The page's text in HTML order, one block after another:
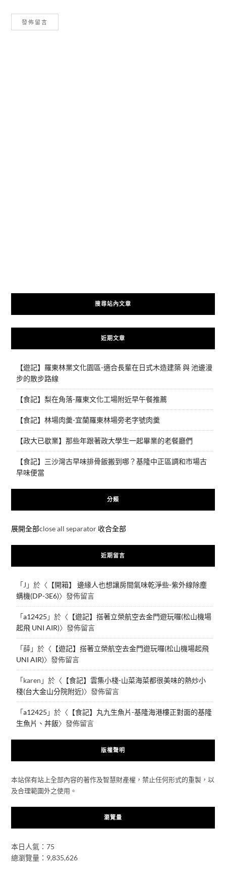
搜尋站內文章
近期文章
【遊記】羅東林業文化園區-適合長輩在日式木造建築 與 池邊漫
步的散步路線
【食記】梨在角落-羅東文化工場附近早午餐推薦
【食記】林場肉羹-宜蘭羅東林場旁老字號肉羹
【政大已歇業】那些年跟著政大學生一起畢業的老餐廳們
【食記】三沙灣古早味排骨飯搬到哪？基隆中正區調和市場古
早味便當
分類
展開全部close all separator 收合全部
近期留言
「J 」於〈 【開箱】 邊緣人也想讓房間氣味乾淨些-紫外線除塵
螨機(DP-3E6)〉發佈留言
「a12425 」於〈 【遊記】搭著立榮航空去金門遊玩囉(松山機場
起飛 UNI AIR)〉發佈留言
「薛」於〈 【遊記】搭著立榮航空去金門遊玩囉(松山機場起飛
UNI AIR)〉發佈留言
「karen 」於〈 【食記】雲集小棧-山菜海菜都很美味的熱炒小
棧(台大金山分院附近)〉發佈留言
「a12425 」於〈 【食記】丸九生魚片-基隆海港樓正對面的基隆
生魚片、丼飯〉發佈留言
版權聲明
本站保有站上全部內容的著作及智慧財產權，禁止任何形式的重製，以
及合理範圍外之使用。
瀏覽量
本日人氣：75
總瀏覽量：9,835,626